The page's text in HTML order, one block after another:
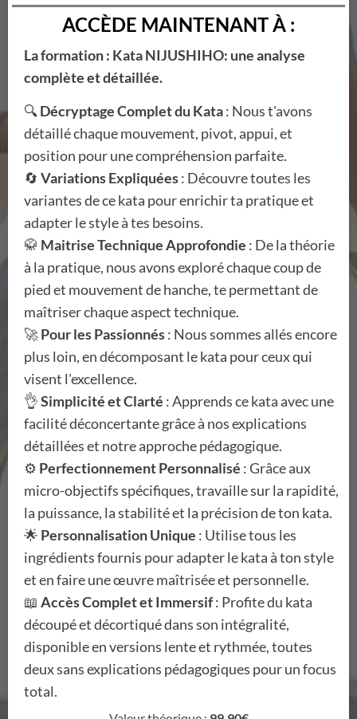
ACCÈDE MAINTENANT À :
La formation : Kata NIJUSHIHO: une analyse
complète et détaillée.
🔍Décryptage Complet du Kata: Nous t'avons
détaillé chaque mouvement, pivot, appui, et
position pour une compréhension parfaite.
🔄 Variations Expliquées: Découvre toutes les
variantes de ce kata pour enrichir ta pratique et
adapter le style à tes besoins.
🥋 Maitrise Technique Approfondie : De la théorie
à la pratique, nous avons exploré chaque coup de
pied et mouvement de hanche, te permettant de
maîtriser chaque aspect technique.
🚀Pour les Passionnés: Nous sommes allés encore
plus loin, en décomposant le kata pour ceux qui
visent l'excellence.
👌Simplicité et Clarté : Apprends ce kata avec une
facilité déconcertante grâce à nos explications
détaillées et notre approche pédagogique.
⚙️ Perfectionnement Personnalisé : Grâce aux
micro-objectifs spécifiques, travaille sur la rapidité,
la puissance, la stabilité et la précision de ton kata.
🌟 Personnalisation Unique : Utilise tous les
ingrédients fournis pour adapter le kata à ton style
et en faire une œuvre maîtrisée et personnelle.
📖 Accès Complet et Immersif: Profite du kata
découpé et décortiqué dans son intégralité,
disponible en versions lente et rythmée, toutes
deux sans explications pédagogiques pour un focus
total.